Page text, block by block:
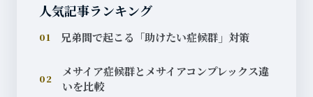
人気記事ランキング
01 兄弟間で起こる「助けたい症候群」対策
02
メサイア症候群とメサイアコンプレックス違
いを比較